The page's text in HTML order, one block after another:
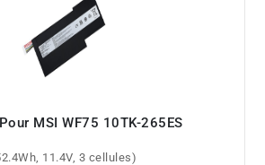
MSI WF75 10TK-265ES
11.4V, 3 cellules)